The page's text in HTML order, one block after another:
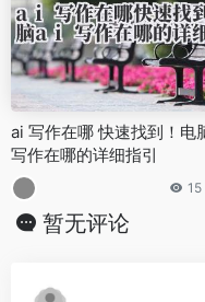
ai 写作在哪 快速找到！电
写作在哪的详细指引
15
暂无评论